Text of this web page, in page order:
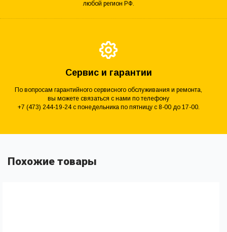
любой регион РФ.
Сервис и гарантии
По вопросам гарантийного сервисного обслуживания и ремонта,
вы можете связаться с нами по телефону
+7 (473) 244-19-24 с понедельника по пятницу с 8-00 до 17-00.
Похожие товары